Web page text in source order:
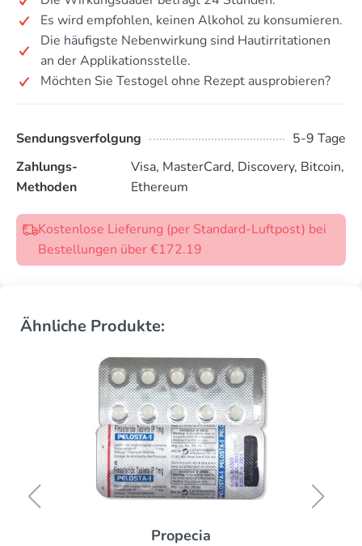
Es wird empfohlen, keinen Alkohol zu konsumieren.
Die häufigste Nebenwirkung sind Hautirritationen
an der Applikationsstelle.
Möchten Sie Testogel ohne Rezept ausprobieren?
Sendungsverfolgung
5-9 Tage
Zahlungs-
Methoden
Visa, MasterCard, Discovery, Bitcoin,
Ethereum
Kostenlose Lieferung (per Standard-Luftpost) bei
Bestellungen über €172.19
Ähnliche Produkte:
Propecia